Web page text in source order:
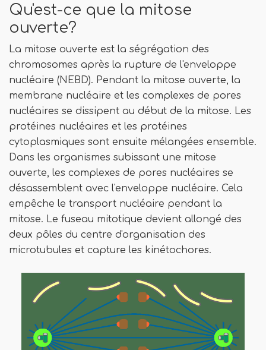
Qu'est-ce que la mitose
ouverte?
La mitose ouverte est la ségrégation des
chromosomes après la rupture de l'enveloppe
nucléaire (NEBD). Pendant la mitose ouverte, la
membrane nucléaire et les complexes de pores
nucléaires se dissipent au début de la mitose. Les
protéines nucléaires et les protéines
cytoplasmiques sont ensuite mélangées ensemble.
Dans les organismes subissant une mitose
ouverte, les complexes de pores nucléaires se
désassemblent avec l'enveloppe nucléaire. Cela
empêche le transport nucléaire pendant la
mitose. Le fuseau mitotique devient allongé des
deux pôles du centre d'organisation des
microtubules et capture les kinétochores.